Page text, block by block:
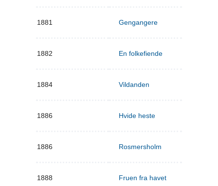
1881 Gengangere
1882 En folkefiende
1884 Vildanden
1886 Hvide heste
1886 Rosmersholm
1888 Fruen fra havet